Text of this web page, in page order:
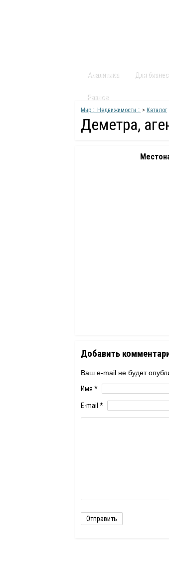
Аналитика Для
Разное
Мир :: Недвижимости :: > Каталог
Деметра,
Добавить
Ваш e-mail не будет
Имя *
E-mail *